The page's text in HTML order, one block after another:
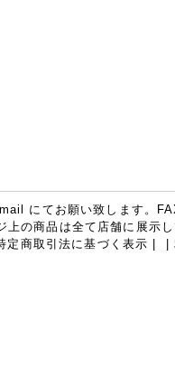
にてお願い致します。
上の商品は全て店舗に展示
定商取引法に基づく表示 |